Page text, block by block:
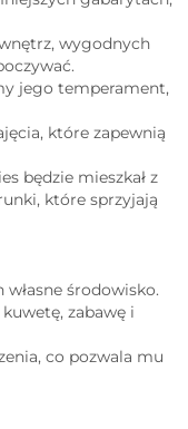
wygodnych
jego temperament,
które zapewnią
będzie mieszkał z
które sprzyjają
środowisko.
zabawę i
co pozwala mu